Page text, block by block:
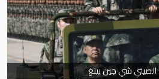
الصيني شي جين بينغ